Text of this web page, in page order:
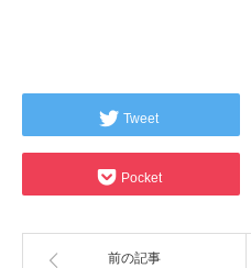
Tweet
Pocket
前の記事